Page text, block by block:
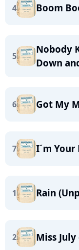
4 Boom
5
Nobody
Down
6 Got My
7 I´m
1 Rain
2 Miss